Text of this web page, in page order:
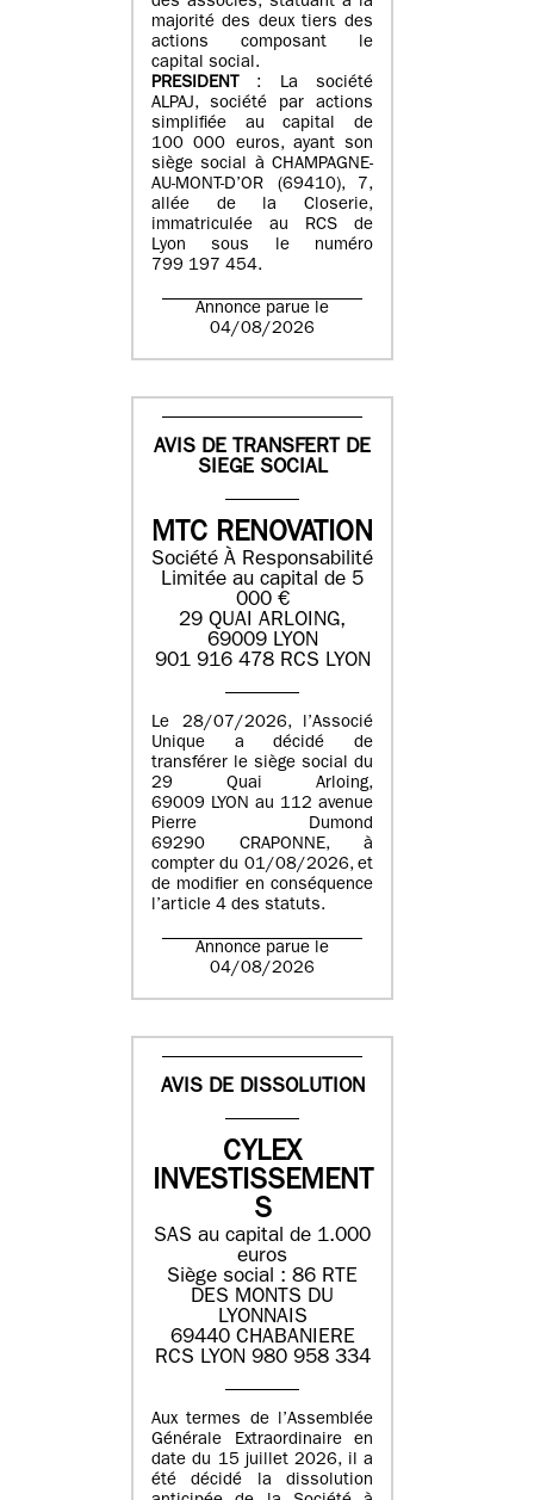
majorité des deux tiers des
actions composant le
capital social.
PRESIDENT
: La société
ALPAJ, société par actions
simplifiée au capital de
100 000 euros, ayant son
siège social à CHAMPAGNE-
AU-MONT-D’OR (69410), 7,
allée de la Closerie,
immatriculée au RCS de
Lyon sous le numéro
799 197 454.
Annonce parue le
04/08/2026
AVIS DE TRANSFERT DE
SIEGE SOCIAL
MTC RENOVATION
Société À Responsabilité
Limitée au capital de 5
000 €
29 QUAI ARLOING,
69009 LYON
901 916 478 RCS LYON
Le 28/07/2026, l’Associé
Unique a décidé de
transférer le siège social du
29 Quai Arloing,
69009 LYON au 112 avenue
Pierre Dumond
69290 CRAPONNE, à
compter du 01/08/2026, et
de modifier en conséquence
l’article 4 des statuts.
Annonce parue le
04/08/2026
AVIS DE DISSOLUTION
CYLEX
INVESTISSEMENT
S
SAS au capital de 1.000
euros
Siège social : 86 RTE
DES MONTS DU
LYONNAIS
69440 CHABANIERE
RCS LYON 980 958 334
Aux termes de l’Assemblée
Générale Extraordinaire en
date du 15 juillet 2026, il a
été décidé la dissolution